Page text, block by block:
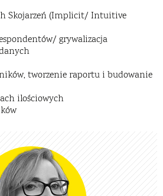
Skojarzeń (Implicit/ Intuitive
grywalizacja
tworzenie raportu i budowanie
ilościowych